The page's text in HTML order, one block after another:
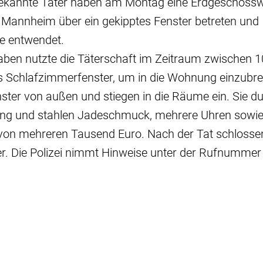
über ein gekipptes Fenster betreten und
entwendet.
nutzte die Täterschaft im Zeitraum zwischen
Schlafzimmerfenster, um in die Wohnung
von außen und stiegen in die Räume ein. Sie
und stahlen Jadeschmuck, mehrere Uhren
mehreren Tausend Euro. Nach der Tat
Die Polizei nimmt Hinweise unter der